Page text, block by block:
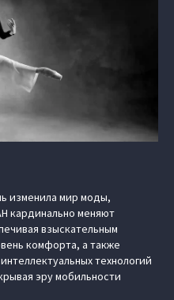
изменила мир моды,
кардинально меняют
взыскательным
комфорта, а также
технологий
эру мобильности